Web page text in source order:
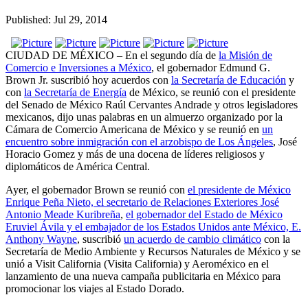
Published: Jul 29, 2014
CIUDAD DE MÉXICO – En el segundo día de la Misión de
Comercio e Inversiones a México, el gobernador Edmund G.
Brown Jr. suscribió hoy acuerdos con la Secretaría de Educación y
con la Secretaría de Energía de México, se reunió con el presidente
del Senado de México Raúl Cervantes Andrade y otros legisladores
mexicanos, dijo unas palabras en un almuerzo organizado por la
Cámara de Comercio Americana de México y se reunió en un
encuentro sobre inmigración con el arzobispo de Los Ángeles, José
Horacio Gomez y más de una docena de líderes religiosos y
diplomáticos de América Central.
Ayer, el gobernador Brown se reunió con el presidente de México
Enrique Peña Nieto, el secretario de Relaciones Exteriores José
Antonio Meade Kuribreña, el gobernador del Estado de México
Eruviel Ávila y el embajador de los Estados Unidos ante México, E.
Anthony Wayne, suscribió un acuerdo de cambio climático con la
Secretaría de Medio Ambiente y Recursos Naturales de México y se
unió a Visit California (Visita California) y Aeroméxico en el
lanzamiento de una nueva campaña publicitaria en México para
promocionar los viajes al Estado Dorado.